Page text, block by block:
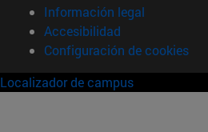
Información legal
Accesibilidad
Configuración de cookies
Localizador de campus